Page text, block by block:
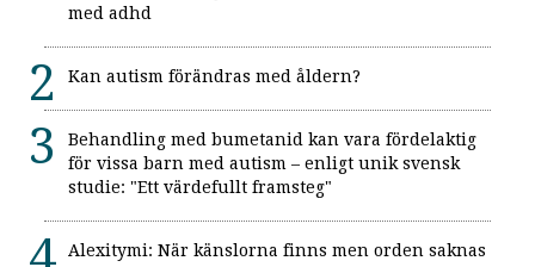
med adhd
Kan autism förändras med åldern?
Behandling med bumetanid kan vara fördelaktig
för vissa barn med autism – enligt unik svensk
studie: "Ett värdefullt framsteg"
Alexitymi: När känslorna finns men orden saknas